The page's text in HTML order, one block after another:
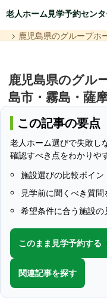
老人ホーム見学予約セン
鹿児島県のグループホ
鹿児島県のグル
島市・霧島・薩
この記事の要点
老人ホーム選びで失敗し
確認すべき点をわかりや
施設選びの比較ポイ
見学前に聞くべき質
希望条件に合う施設
このまま見学予約する
関連記事を探す